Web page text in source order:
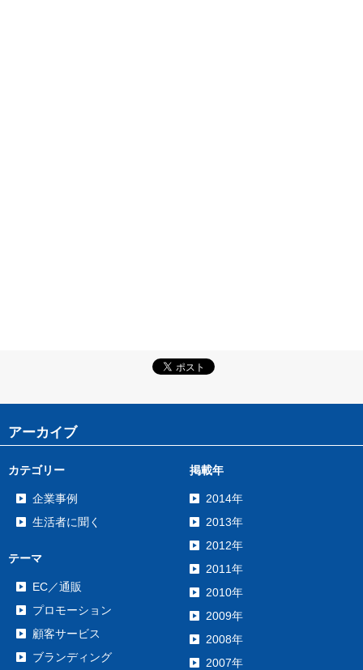
アーカイブ
カテゴリー
企業事例
生活者に聞く
テーマ
EC／通販
プロモーション
顧客サービス
ブランディング
掲載年
2014年
2013年
2012年
2011年
2010年
2009年
2008年
2007年